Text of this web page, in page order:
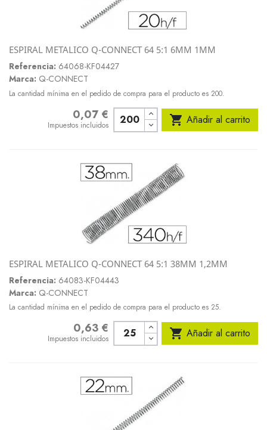
ESPIRAL METALICO Q-CONNECT 64 5:1 6MM 1MM
Referencia: 64068-KF04427
Marca: Q-CONNECT
La cantidad mínima en el pedido de compra para el producto es 200.
0,07 €
Impuestos incluidos  Añadir al carrito
ESPIRAL METALICO Q-CONNECT 64 5:1 38MM 1,2MM
Referencia: 64083-KF04443
Marca: Q-CONNECT
La cantidad mínima en el pedido de compra para el producto es 25.
0,63 €
Impuestos incluidos  Añadir al carrito